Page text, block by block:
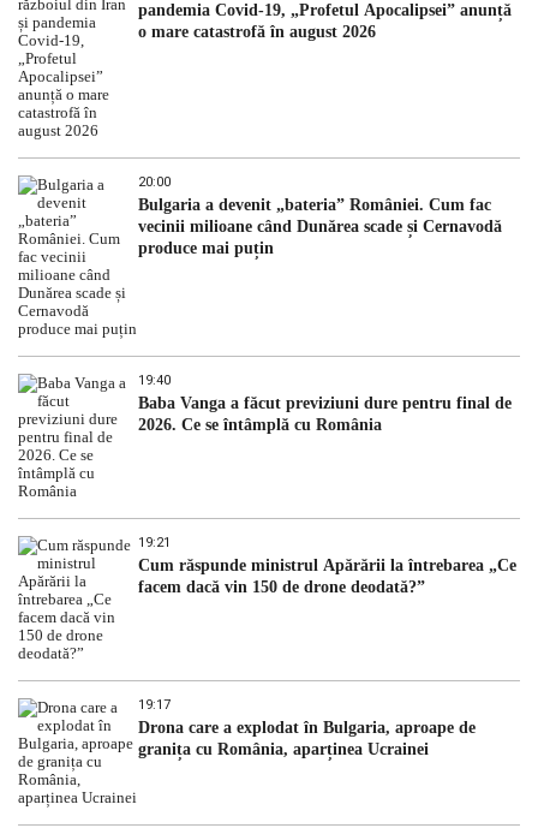
pandemia Covid-19, „Profetul Apocalipsei” anunță
o mare catastrofă în august 2026
20:00
Bulgaria a devenit „bateria” României. Cum fac
vecinii milioane când Dunărea scade și Cernavodă
produce mai puțin
19:40
Baba Vanga a făcut previziuni dure pentru final de
2026. Ce se întâmplă cu România
19:21
Cum răspunde ministrul Apărării la întrebarea „Ce
facem dacă vin 150 de drone deodată?”
19:17
Drona care a explodat în Bulgaria, aproape de
granița cu România, aparținea Ucrainei